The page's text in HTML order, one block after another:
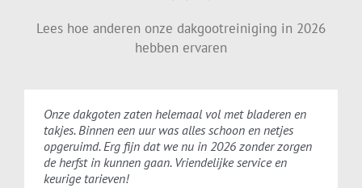
Lees hoe anderen onze dakgootreiniging in 2026
hebben ervaren
Onze dakgoten zaten helemaal vol met bladeren en
takjes. Binnen een uur was alles schoon en netjes
opgeruimd. Erg fijn dat we nu in 2026 zonder zorgen
de herfst in kunnen gaan. Vriendelijke service en
keurige tarieven!